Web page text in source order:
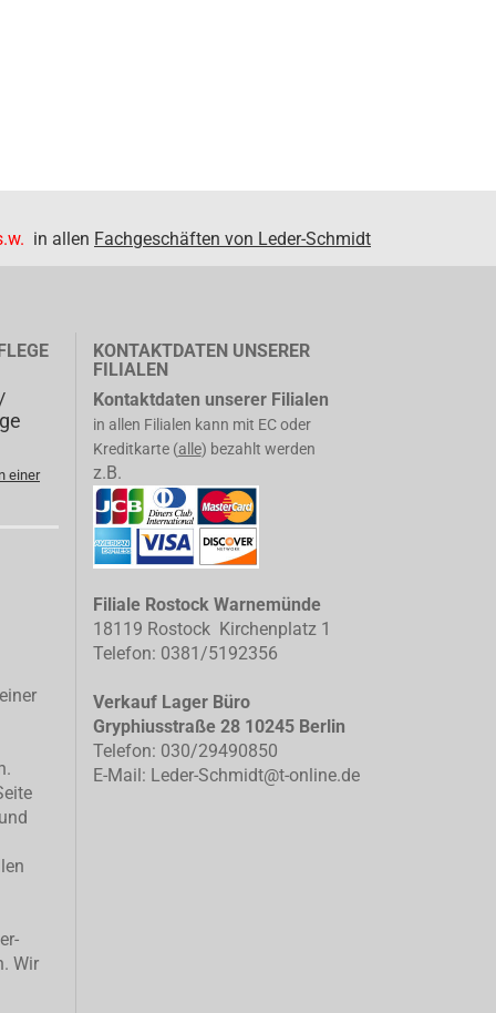
in allen Fachgeschäften von Leder-Schmidt
einer
Wir
KONTAKTDATEN UNSERER
FILIALEN
Kontaktdaten unserer Filialen
in allen Filialen kann mit EC oder
Kreditkarte (alle) bezahlt werden
z.B.
Filiale Rostock Warnemünde
18119 Rostock Kirchenplatz 1
Telefon: 0381/5192356
Verkauf Lager Büro
Gryphiusstraße 28 10245 Berlin
Telefon: 030/29490850
E-Mail: Leder-Schmidt@t-online.de